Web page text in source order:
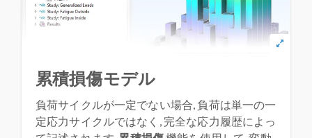
累積損傷モデル
負荷サイクルが一定でない場合, 負荷は単一の一
定応力サイクルではなく, 完全な応力履歴によっ